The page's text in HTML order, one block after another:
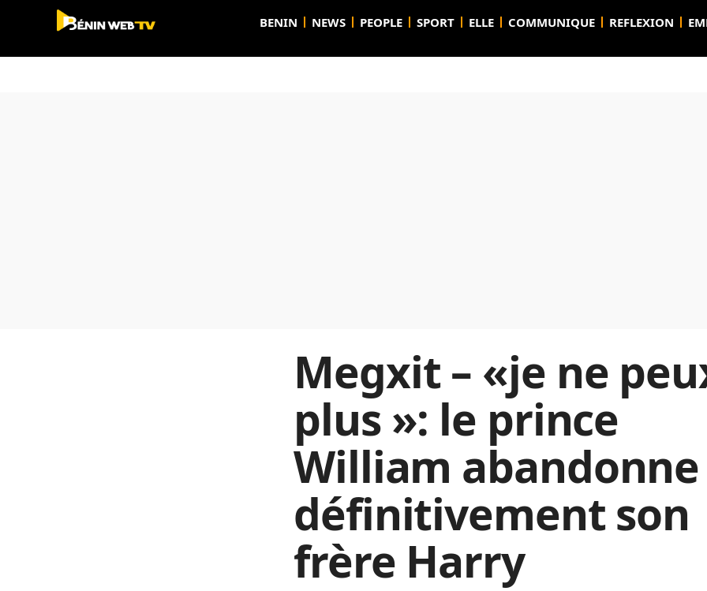
BENIN NEWS PEOPLE SPORT ELLE COMMUNIQUE REFLEXION
Megxit – «je ne
plus »: le prince
William abandonne
définitivement son
frère Harry